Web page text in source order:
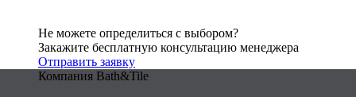
Не можете определиться с выбором?
Закажите бесплатную консультацию менеджера
Отправить заявку
Компания Bath&Tile